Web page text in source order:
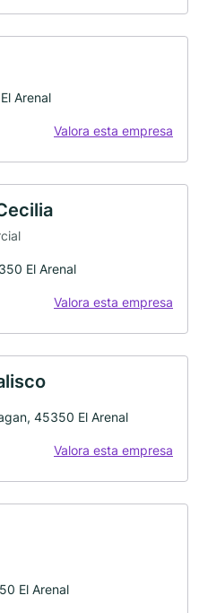
Arenal
Valora esta empresa
El Arenal
Valora esta empresa
45350 El Arenal
Valora esta empresa
El Arenal